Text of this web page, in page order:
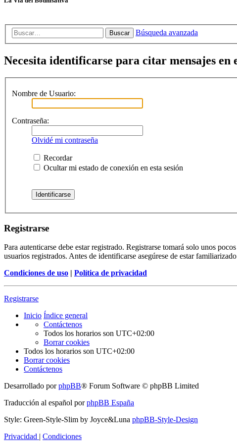
Buscar Búsqueda avanzada
Necesita identificarse para citar mensajes en
Nombre de Usuario:
Contraseña:
Olvidé mi contraseña
Recordar
Ocultar mi estado de conexión en esta sesión
Registrarse
Para autenticarse debe estar registrado. Registrarse tomará solo unos
usuarios registrados. Antes de identificarse asegúrese de estar
Condiciones de uso | Política de privacidad
Registrarse
Inicio Índice general
Contáctenos
Todos los horarios son UTC+02:00
Borrar cookies
Todos los horarios son UTC+02:00
Borrar cookies
Contáctenos
Desarrollado porphpBB® Forum Software © phpBB Limited
Traducción al español porphpBB España
Style: Green-Style-Slim by Joyce&Luna phpBB-Style-Design
Privacidad | Condiciones